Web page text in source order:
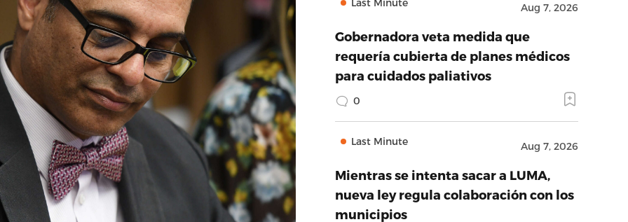
Last Minute Aug 7, 2026
Gobernadora veta medida que
requería cubierta de planes médicos
para cuidados paliativos
0
Last Minute Aug 7, 2026
Mientras se intenta sacar a LUMA,
nueva ley regula colaboración con los
municipios